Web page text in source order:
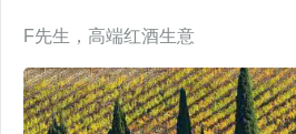
F先生，高端红酒生意